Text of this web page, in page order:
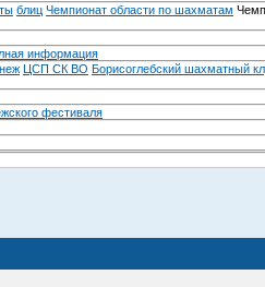
блиц Чемпионат области по шахматам
информация
ЦСП СК ВО Борисоглебский шахматный
фестиваля